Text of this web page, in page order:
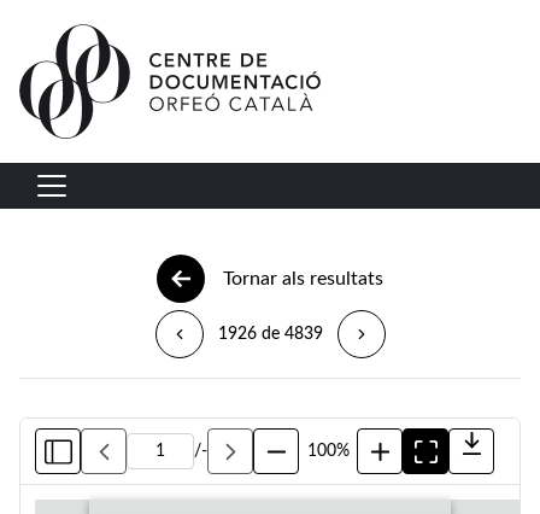
Vés al contingut
Navegació principal
Tornar als resultats
1926 de 4839
/- 100%